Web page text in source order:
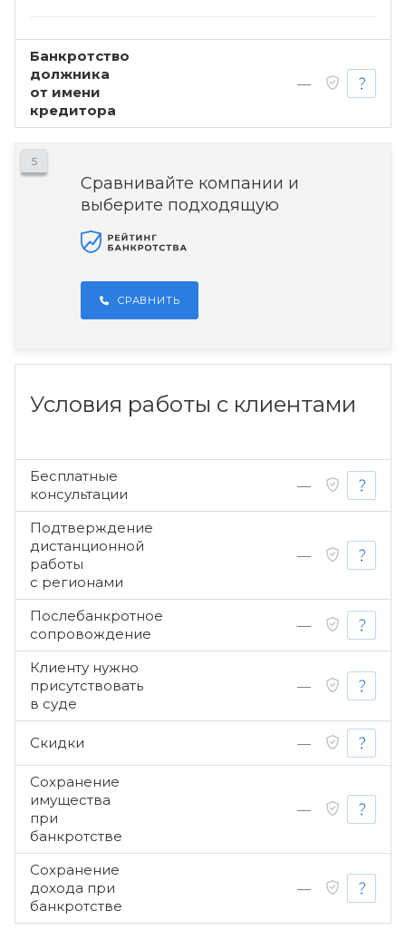
Банкротство
должника
от имени
кредитора
—
5
Сравнивайте компании и
выберите подходящую
СРАВНИТЬ
Условия работы с клиентами
Бесплатные
консультации
—
Подтверждение
дистанционной
работы
с регионами
—
Послебанкротное
сопровождение
—
Клиенту нужно
присутствовать
в суде
—
Скидки —
Сохранение
имущества
при
банкротстве
—
Сохранение
дохода при
банкротстве
—